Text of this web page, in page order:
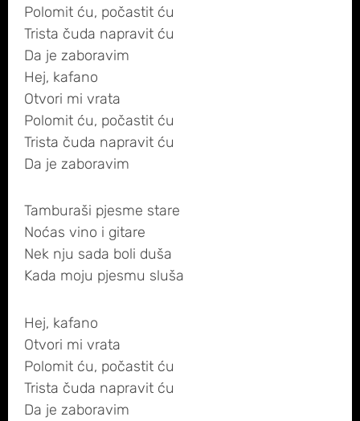
Polomit ću, počastit ću
Trista čuda napravit ću
Da je zaboravim
Hej, kafano
Otvori mi vrata
Polomit ću, počastit ću
Trista čuda napravit ću
Da je zaboravim
Tamburaši pjesme stare
Noćas vino i gitare
Nek nju sada boli duša
Kada moju pjesmu sluša
Hej, kafano
Otvori mi vrata
Polomit ću, počastit ću
Trista čuda napravit ću
Da je zaboravim